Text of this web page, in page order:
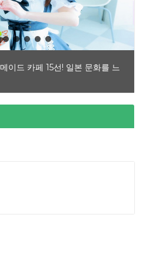
이드 카페 15선! 일본 문화를 느